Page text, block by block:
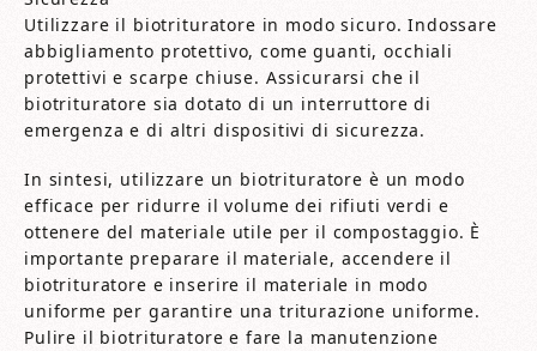
Utilizzare il biotrituratore in modo sicuro. Indossare
abbigliamento protettivo, come guanti, occhiali
protettivi e scarpe chiuse. Assicurarsi che il
biotrituratore sia dotato di un interruttore di
emergenza e di altri dispositivi di sicurezza.
In sintesi, utilizzare un biotrituratore è un modo
efficace per ridurre il volume dei rifiuti verdi e
ottenere del materiale utile per il compostaggio. È
importante preparare il materiale, accendere il
biotrituratore e inserire il materiale in modo
uniforme per garantire una triturazione uniforme.
Pulire il biotrituratore e fare la manutenzione